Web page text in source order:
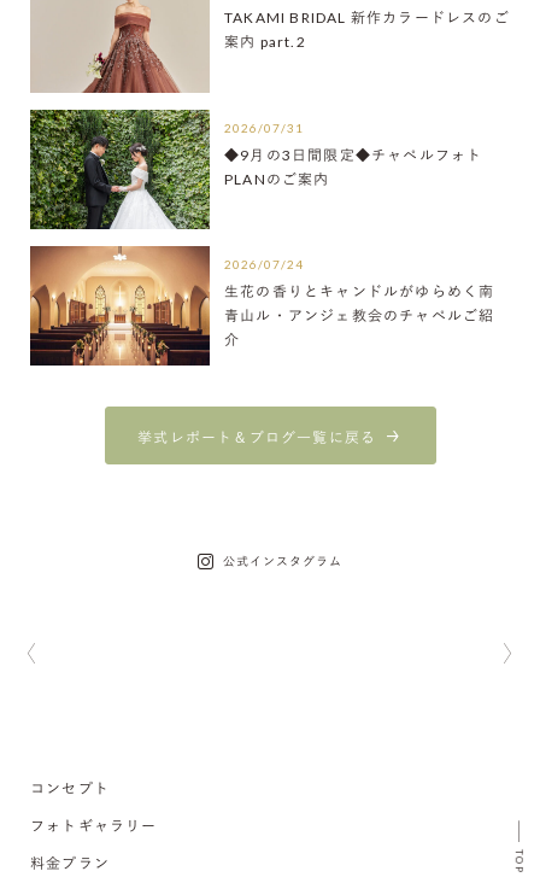
TAKAMI BRIDAL 新作カラードレスのご
案内 part.2
2026/07/31
◆9月の3日間限定◆チャペルフォト
PLANのご案内
2026/07/24
生花の香りとキャンドルがゆらめく南
青山ル・アンジェ教会のチャペルご紹
介
挙式レポート＆ブログ一覧に戻る
公式インスタグラム
TOP
コンセプト
フォトギャラリー
料金プラン